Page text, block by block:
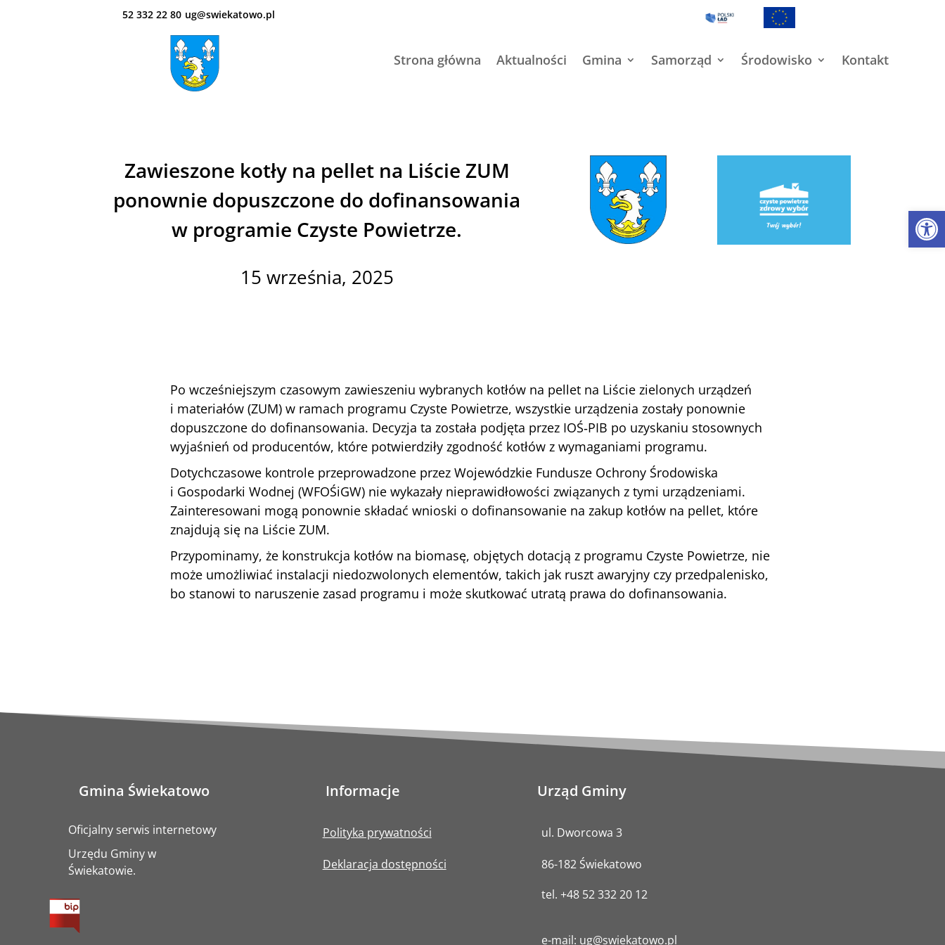
52 332 22 80 ug@swiekatowo.pl
Strona główna Aktualności Gmina Samorząd Środowisko Kontakt
Zawieszone kotły na pellet na Liście ZUM
ponownie dopuszczone do dofinansowania
w programie Czyste Powietrze.
15 września, 2025
Po wcześniejszym czasowym zawieszeniu wybranych kotłów na pellet na Liście zielonych urządzeń
i materiałów (ZUM) w ramach programu Czyste Powietrze, wszystkie urządzenia zostały ponownie
dopuszczone do dofinansowania. Decyzja ta została podjęta przez IOŚ‐PIB po uzyskaniu stosownych
wyjaśnień od producentów, które potwierdziły zgodność kotłów z wymaganiami programu.
Dotychczasowe kontrole przeprowadzone przez Wojewódzkie Fundusze Ochrony Środowiska
i Gospodarki Wodnej (WFOŚiGW) nie wykazały nieprawidłowości związanych z tymi urządzeniami.
Zainteresowani mogą ponownie składać wnioski o dofinansowanie na zakup kotłów na pellet, które
znajdują się na Liście ZUM.
Przypominamy, że konstrukcja kotłów na biomasę, objętych dotacją z programu Czyste Powietrze, nie
może umożliwiać instalacji niedozwolonych elementów, takich jak ruszt awaryjny czy przedpalenisko,
bo stanowi to naruszenie zasad programu i może skutkować utratą prawa do dofinansowania.
Gmina Świekatowo
Oficjalny serwis internetowy
Urzędu Gminy w
Świekatowie.
Informacje
Polityka prywatności
Deklaracja dostępności
Urząd Gminy
ul. Dworcowa 3
86-182 Świekatowo
tel.+48 52 332 20 12
e-mail: ug@swiekatowo.pl